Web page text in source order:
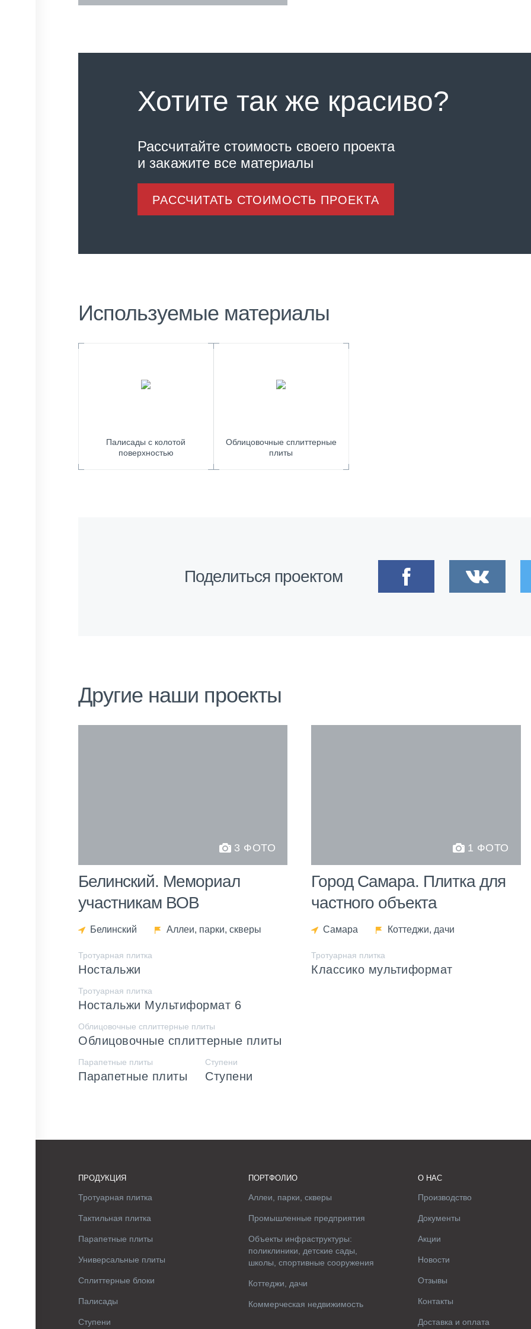
Хотите так же красиво?
Рассчитайте стоимость своего проекта
и закажите все материалы
РАССЧИТАТЬ СТОИМОСТЬ ПРОЕКТА
Используемые материалы
Палисады с колотой
поверхностью
Облицовочные сплиттерные
плиты
Поделиться проектом
Другие наши проекты
3 ФОТО
Белинский. Мемориал
участникам ВОВ
Белинский Аллеи, парки, скверы
Тротуарная плитка
Ностальжи
Тротуарная плитка
Ностальжи Мультиформат 6
Облицовочные сплиттерные плиты
Облицовочные сплиттерные плиты
Парапетные плиты
Парапетные плиты
Ступени
Ступени
1 ФОТО
Город Самара. Плитка для
частного объекта
Самара Коттеджи, дачи
Тротуарная плитка
Классико мультиформат
ПРОДУКЦИЯ
Тротуарная плитка
Тактильная плитка
Парапетные плиты
Универсальные плиты
Сплиттерные блоки
Палисады
Ступени
ПОРТФОЛИО
Аллеи, парки, скверы
Промышленные предприятия
Объекты инфраструктуры:
поликлиники, детские сады,
школы, спортивные сооружения
Коттеджи, дачи
Коммерческая недвижимость
О НАС
Производство
Документы
Акции
Новости
Отзывы
Контакты
Доставка и оплата